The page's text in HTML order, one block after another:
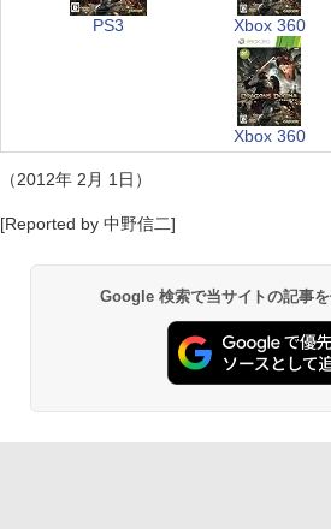
PS3 Xbox 360
Xbox 360
（2012年 2月 1日）
[Reported by 中野信二]
Google 検索で当サイトの記事